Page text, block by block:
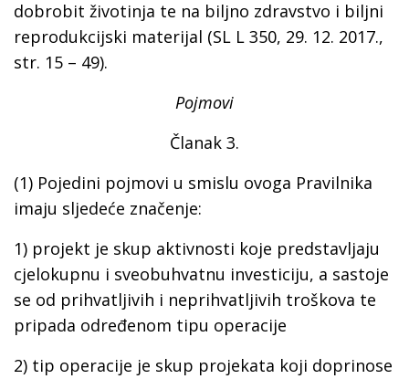
dobrobit životinja te na biljno zdravstvo i biljni
reprodukcijski materijal (SL L 350, 29. 12. 2017.,
str. 15 – 49).
Pojmovi
Članak 3.
(1) Pojedini pojmovi u smislu ovoga Pravilnika
imaju sljedeće značenje:
1) projekt je skup aktivnosti koje predstavljaju
cjelokupnu i sveobuhvatnu investiciju, a sastoje
se od prihvatljivih i neprihvatljivih troškova te
pripada određenom tipu operacije
2) tip operacije je skup projekata koji doprinose